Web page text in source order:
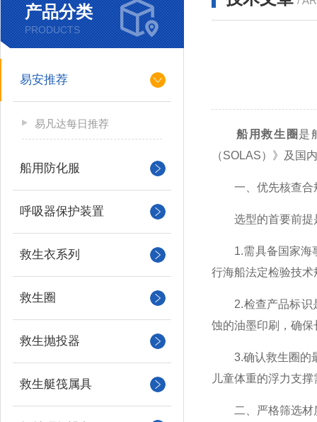
产品分类
PRODUCTS
易安推荐
易凡达每日推荐
船用防化服
呼吸器保护装置
救生衣系列
救生圈
救生抛投器
救生艇筏属具
船用救生圈 是
（SOLAS）》及国
一、优先核查合
选型的首要前提是
1.需具备国家海事
行海船法定检验技
2.检查产品标识是
蚀的油墨印刷，确
3.确认救生圈的最
儿童体重的浮力支
二、严格筛选材